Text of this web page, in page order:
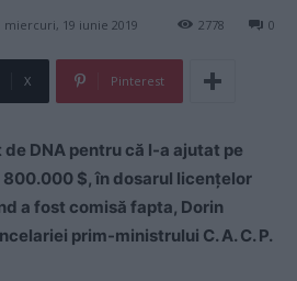
miercuri, 19 iunie 2019 0
2778
X Pinterest
DNA pentru că l-a ajutat pe
800.000 $, în dosarul licențelor
a fost comisă fapta, Dorin
prim-ministrului C. A. C. P.